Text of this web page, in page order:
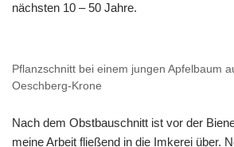
nächsten 10 – 50 Jahre.
Pflanzschnitt bei einem jungen Apfelbaum
Oeschberg-Krone
Nach dem Obstbauschnitt ist vor der
meine Arbeit fließend in die Imkerei über.